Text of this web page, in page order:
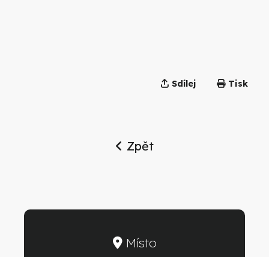
Sdílej Tisk
Zpět
Místo